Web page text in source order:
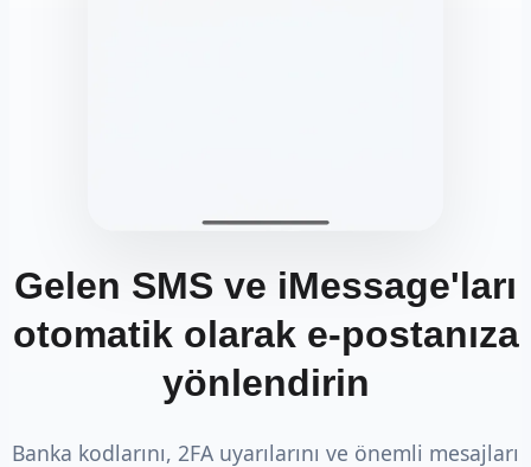
Gelen SMS ve iMessage'ları
otomatik olarak e-postanıza
yönlendirin
Banka kodlarını, 2FA uyarılarını ve önemli mesajları